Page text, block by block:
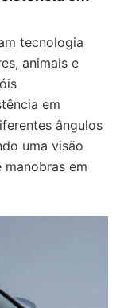
tecnologia
animais e
em
ângulos
uma visão
em